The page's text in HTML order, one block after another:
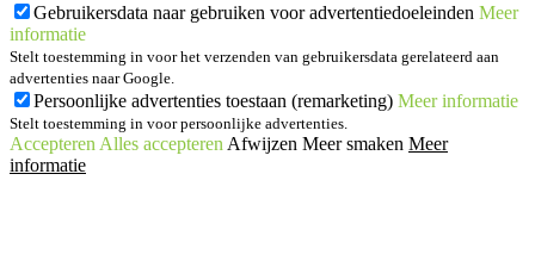
Gebruikersdata naar gebruiken voor advertentiedoeleinden Meer
informatie
Stelt toestemming in voor het verzenden van gebruikersdata gerelateerd aan
advertenties naar Google.
Persoonlijke advertenties toestaan (remarketing) Meer informatie
Stelt toestemming in voor persoonlijke advertenties.
Accepteren Alles accepteren Afwijzen Meer smaken Meer
informatie